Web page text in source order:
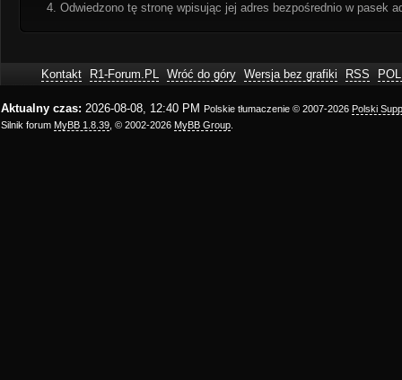
Odwiedzono tę stronę wpisując jej adres bezpośrednio w pasek
Kontakt R1-Forum.PL Wróć do góry Wersja bez grafiki RSS
Aktualny czas: 2026-08-08, 12:40 PM Polskie tłumaczenie © 2007-2026 Polski
Silnik forum MyBB 1.8.39 , © 2002-2026 MyBB Group